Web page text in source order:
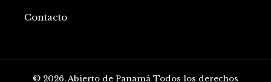
Contacto
© 2026. Abierto de Panamá Todos los derechos